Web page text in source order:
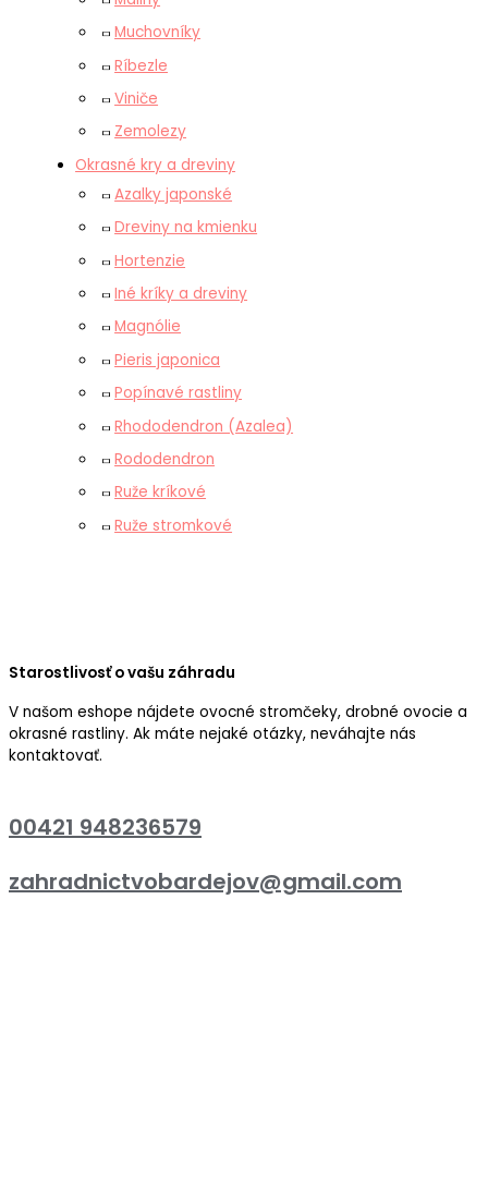
Muchovníky
Ríbezle
Viniče
Zemolezy
Okrasné kry a dreviny
Azalky japonské
Dreviny na kmienku
Hortenzie
Iné kríky a dreviny
Magnólie
Pieris japonica
Popínavé rastliny
Rhododendron (Azalea)
Rododendron
Ruže kríkové
Ruže stromkové
Starostlivosť o vašu záhradu
V našom eshope nájdete ovocné stromčeky, drobné ovocie a
okrasné rastliny. Ak máte nejaké otázky, neváhajte nás
kontaktovať.
00421 948236579
zahradnictvobardejov@gmail.com